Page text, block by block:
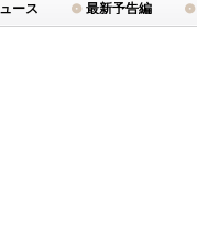
ース 最新予告編